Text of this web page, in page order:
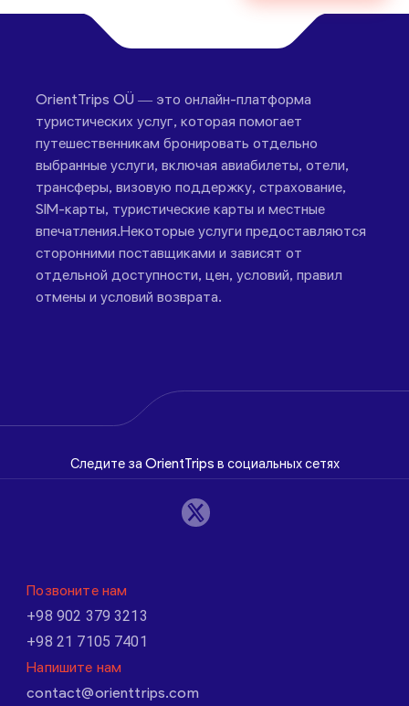
OrientTrips OÜ — это онлайн-платформа
туристических услуг, которая помогает
путешественникам бронировать отдельно
выбранные услуги, включая авиабилеты, отели,
трансферы, визовую поддержку, страхование,
SIM-карты, туристические карты и местные
впечатления.Некоторые услуги предоставляются
сторонними поставщиками и зависят от
отдельной доступности, цен, условий, правил
отмены и условий возврата.
Следите за OrientTrips в социальных сетях
Позвоните нам
+98 902 379 3213
+98 21 7105 7401
Напишите нам
contact@orienttrips.com